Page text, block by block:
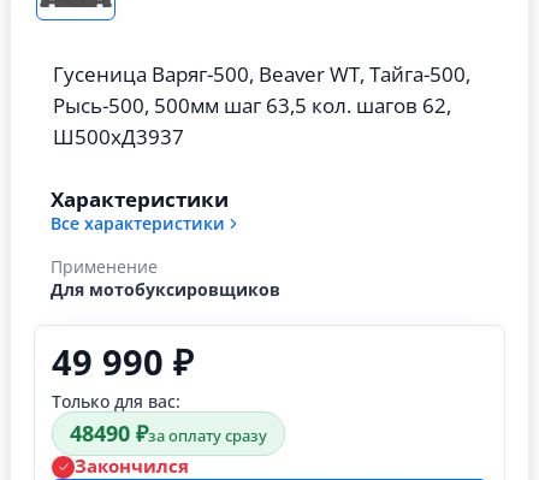
Гусеница Варяг-500, Beaver WT, Тайга-500,
Рысь-500, 500мм шаг 63,5 кол. шагов 62,
Ш500хД3937
Характеристики
Все характеристики
Применение
Для мотобуксировщиков
49 990 ₽
Только для вас:
48490 ₽за оплату сразу
Закончился